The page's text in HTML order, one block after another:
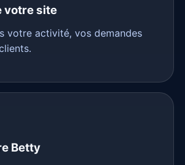
votre site
votre activité, vos demandes
Betty